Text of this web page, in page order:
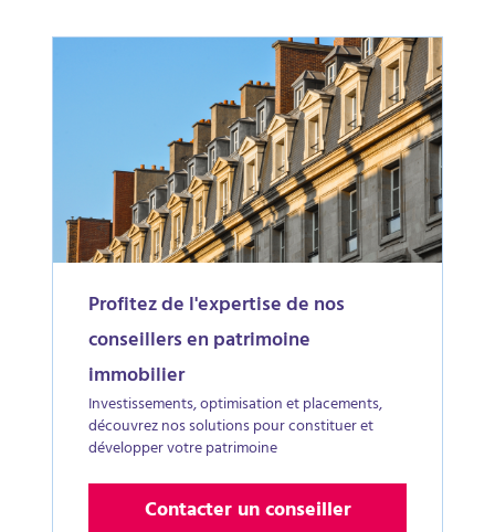
Profitez de l'expertise de nos
conseillers en patrimoine
immobilier
Investissements, optimisation et placements,
découvrez nos solutions pour constituer et
développer votre patrimoine
Contacter un conseiller